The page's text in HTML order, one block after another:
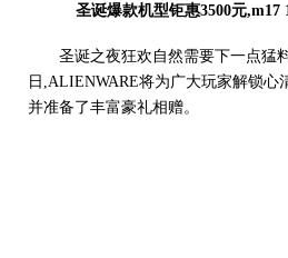
圣诞爆款机型钜惠3500元,m17
圣诞之夜狂欢自然需要下一点猛
日,ALIENWARE将为广大玩家解锁心
并准备了丰富豪礼相赠。